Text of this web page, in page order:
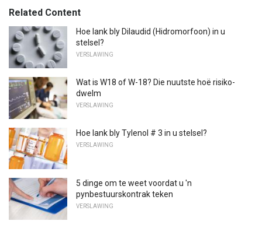
Related Content
Hoe lank bly Dilaudid (Hidromorfoon) in u
stelsel?
VERSLAWING
Wat is W18 of W-18? Die nuutste hoë risiko-
dwelm
VERSLAWING
Hoe lank bly Tylenol # 3 in u stelsel?
VERSLAWING
5 dinge om te weet voordat u 'n
pynbestuurskontrak teken
VERSLAWING